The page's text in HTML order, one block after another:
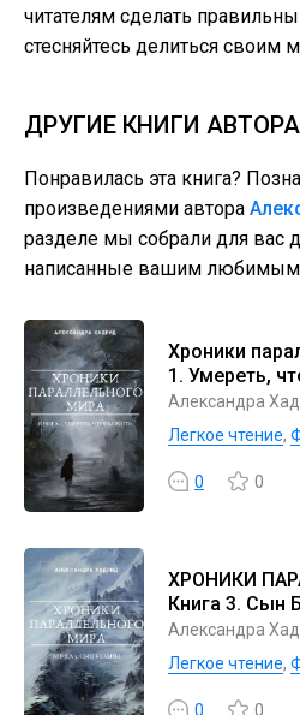
читателям сделать
стесняйтесь делиться своим
ДРУГИЕ КНИГИ АВТОРА
Понравилась эта книга?
произведениями автора
разделе мы собрали для вас
написанные вашим любимым
Хроники
1. Умереть,
Александра
Легкое чтение,
0 0
ХРОНИКИ
Книга 3. Сын
Александра
Легкое чтение,
0 0